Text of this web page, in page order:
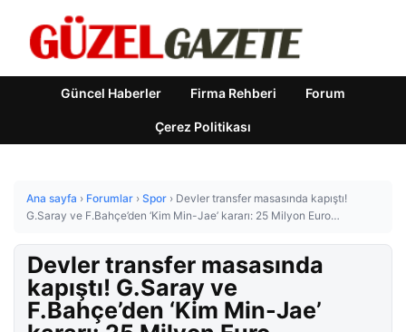
Güncel Haberler Firma Rehberi Forum
Çerez Politikası
Ana sayfa › Forumlar › Spor › Devler transfer masasında kapıştı!
G.Saray ve F.Bahçe’den ‘Kim Min-Jae’ kararı: 25 Milyon Euro…
Devler transfer masasında
kapıştı! G.Saray ve
F.Bahçe’den ‘Kim Min-Jae’